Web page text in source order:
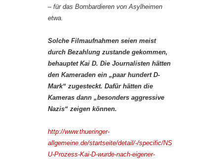
– für das Bombardieren von Asylheimen
etwa.
Solche Filmaufnahmen seien meist
durch Bezahlung zustande gekommen,
behauptet Kai D. Die Journalisten hätten
den Kameraden ein „paar hundert D-
Mark“ zugesteckt. Dafür hätten die
Kameras dann „besonders aggressive
Nazis“ zeigen können.
http://www.thueringer-
allgemeine.de/startseite/detail/-/specific/NS
U-Prozess-Kai-D-wurde-nach-eigener-